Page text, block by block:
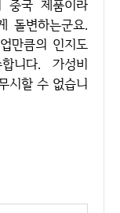
돌변하는군요.
만큼의 인지도
니다. 가성비
시할 수 없습니